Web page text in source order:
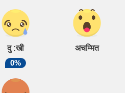
दु :खी
अचम्मित
0%